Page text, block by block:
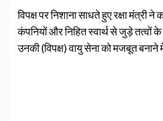
विपक्ष पर निशाना साधते हुए रक्षा मंत्री ने
कंपनियों और निहित स्वार्थ से जुड़े तत्वों
उनकी (विपक्ष) वायु सेना को मजबूत बनाने